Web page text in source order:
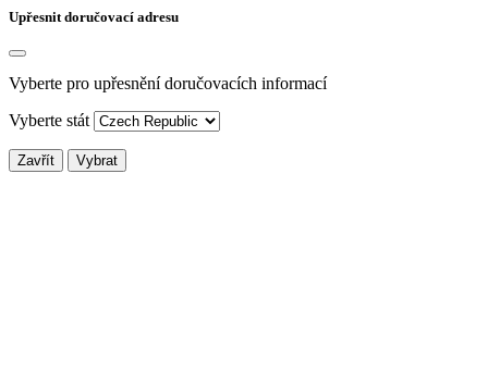
Upřesnit doručovací adresu
Vyberte pro upřesnění doručovacích informací
Vyberte stát
Zavřít Vybrat